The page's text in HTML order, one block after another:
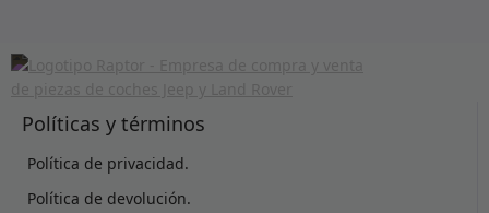
Políticas y términos
Política de privacidad.
Política de devolución.